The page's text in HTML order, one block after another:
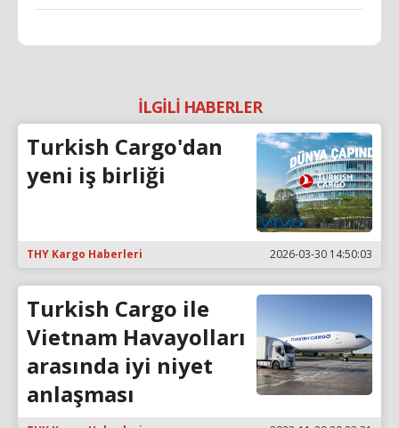
İLGİLİ HABERLER
Turkish Cargo'dan
yeni iş birliği
THY Kargo Haberleri 2026-03-30 14:50:03
Turkish Cargo ile
Vietnam Havayolları
arasında iyi niyet
anlaşması